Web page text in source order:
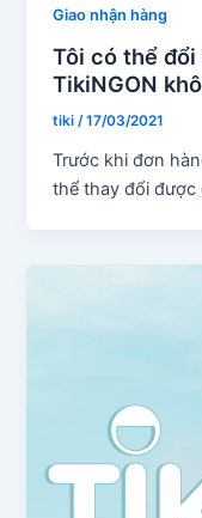
Giao nhận hàng
Tôi có thể
TikiNGON
tiki/17/03/2021
Trước khi đơn
thể thay đổi